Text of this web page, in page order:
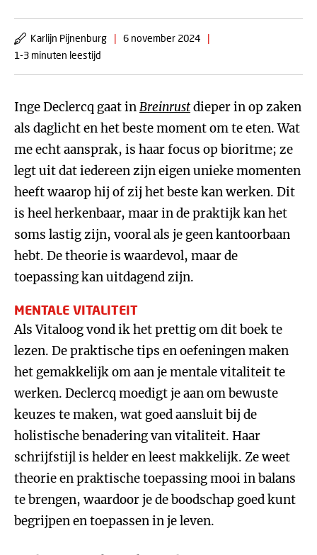
Karlijn Pijnenburg | 6 november 2024
|
1-3 minuten leestijd
Inge Declercq gaat inBreinrustdieper in op zaken
als daglicht en het beste moment om te eten. Wat
me echt aansprak, is haar focus op bioritme; ze
legt uit dat iedereen zijn eigen unieke momenten
heeft waarop hij of zij het beste kan werken. Dit
is heel herkenbaar, maar in de praktijk kan het
soms lastig zijn, vooral als je geen kantoorbaan
hebt. De theorie is waardevol, maar de
toepassing kan uitdagend zijn.
MENTALE VITALITEIT
Als Vitaloog vond ik het prettig om dit boek te
lezen. De praktische tips en oefeningen maken
het gemakkelijk om aan je mentale vitaliteit te
werken. Declercq moedigt je aan om bewuste
keuzes te maken, wat goed aansluit bij de
holistische benadering van vitaliteit. Haar
schrijfstijl is helder en leest makkelijk. Ze weet
theorie en praktische toepassing mooi in balans
te brengen, waardoor je de boodschap goed kunt
begrijpen en toepassen in je leven.